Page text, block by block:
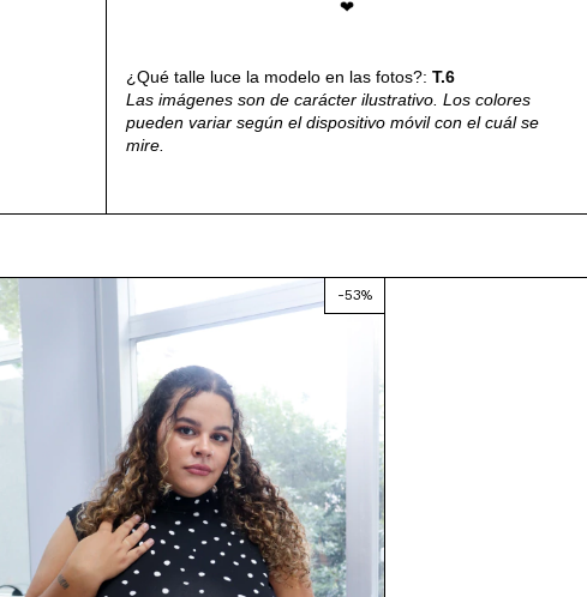
¿Qué talle luce la modelo en las fotos?: T.6
Las imágenes son de carácter ilustrativo. Los colores
pueden variar según el dispositivo móvil con el cuál se
mire.
-53%